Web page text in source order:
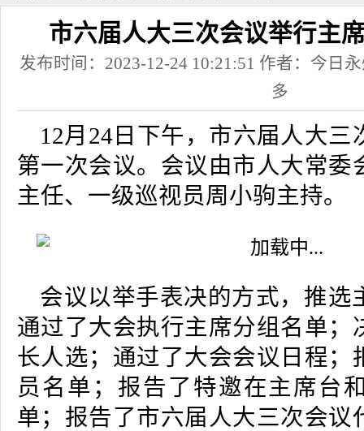
市六届人大三次会议举行主
发布时间：2023-12-24 10:21:51 作者：今日
多
12月24日下午，市六届人大三
第一次会议。会议由市人大常委
主任、一级巡视员周小驹主持。
会议以举手表决的方式，推选
通过了大会执行主席分组名单；
长人选；通过了大会会议日程；
员名单；报告了特邀在主席台
单；报告了市六届人大三次会议